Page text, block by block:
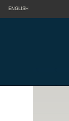
ENGLISH